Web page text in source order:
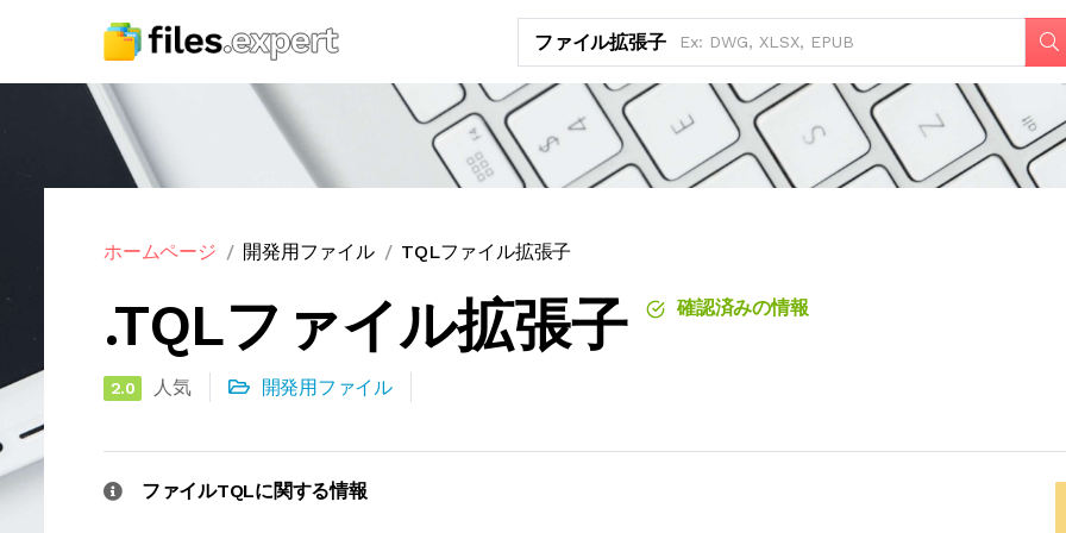
ファイル拡張子
ホームページ 開発用ファイル TQLファイル拡張子
.TQLファイル拡張子 確認済みの情報
2.0 人気 開発用ファイル
ファイルTQLに関する情報